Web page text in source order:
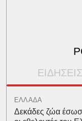
ΕΙΔΗΣΕΙΣ
ΕΛΛΑΔΑ
Δεκάδες ζώα